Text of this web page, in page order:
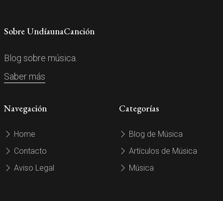
Sobre UndíaunaCanción
Blog sobre música.
Saber más
Navegación
Home
Contacto
Aviso Legal
Categorías
Blog de Música
Artículos de Música
Música